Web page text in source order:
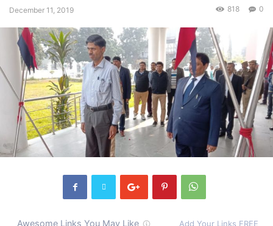
December 11, 2019 0
818